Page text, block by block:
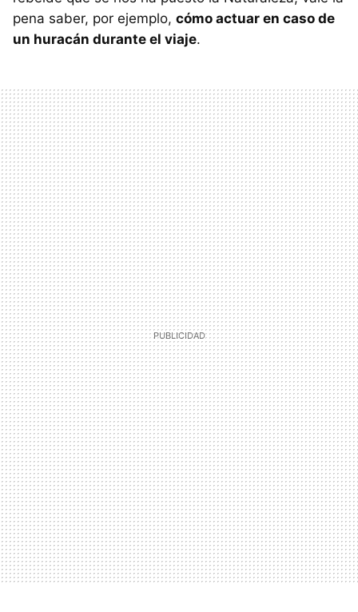
pena saber, por ejemplo, cómo actuar en caso de
un huracán durante el viaje.